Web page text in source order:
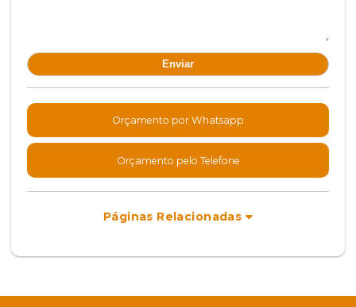
Orçamento por Whatsapp
Orçamento pelo Telefone
Páginas Relacionadas